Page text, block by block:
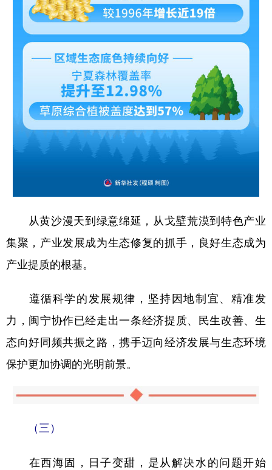
从黄沙漫天到绿意绵延，从戈壁荒漠到特色产业
集聚，产业发展成为生态修复的抓手，良好生态成为
产业提质的根基。
遵循科学的发展规律，坚持因地制宜、精准发
力，闽宁协作已经走出一条经济提质、民生改善、生
态向好同频共振之路，携手迈向经济发展与生态环境
保护更加协调的光明前景。
（三）
在西海固，日子变甜，是从解决水的问题开始